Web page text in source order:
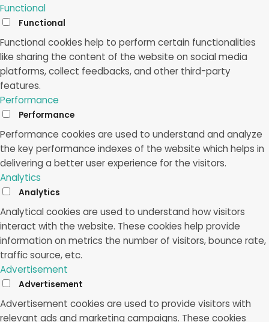
Functional
Functional
Functional cookies help to perform certain functionalities
like sharing the content of the website on social media
platforms, collect feedbacks, and other third-party
features.
Performance
Performance
Performance cookies are used to understand and analyze
the key performance indexes of the website which helps in
delivering a better user experience for the visitors.
Analytics
Analytics
Analytical cookies are used to understand how visitors
interact with the website. These cookies help provide
information on metrics the number of visitors, bounce rate,
traffic source, etc.
Advertisement
Advertisement
Advertisement cookies are used to provide visitors with
relevant ads and marketing campaigns. These cookies